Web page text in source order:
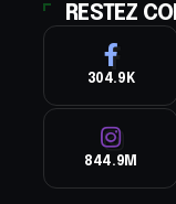
RESTEZ
304.9K
844.9M